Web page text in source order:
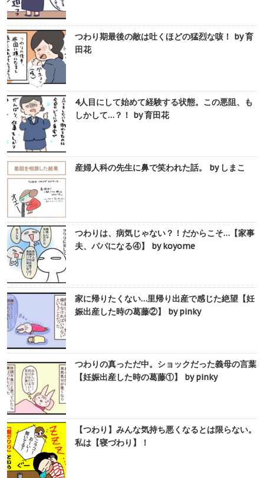
つわり期最後の敵は吐くほどの猛烈な咳！ by 育
田花
4人目にして始めて経験する状態。この悪阻、も
しかして…？！ by 育田花
産婦人科の先生に鼻で笑われた話。 by しまこ
つわりは、病気じゃない？！だからこそ…【家事
夫、パパになる④】 by koyome
家に帰りたくない…里帰り出産で感じた絶望【妊
娠出産した時の葛藤②】 by pinky
つわりの真っただ中。ショックだった義母の言葉
【妊娠出産した時の葛藤①】 by pinky
【つわり】みんな気持ち悪くなるとは限らない。
私は【寝づわり】！